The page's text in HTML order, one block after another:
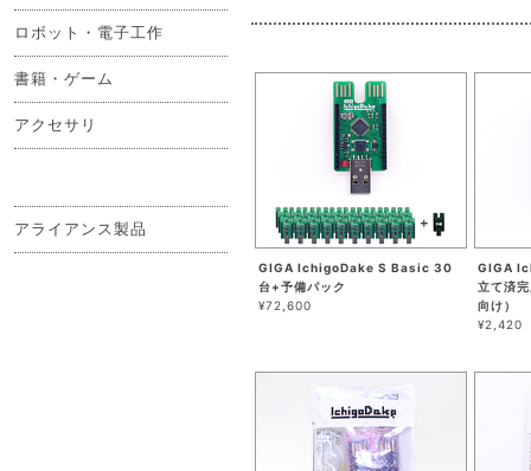
ロボット・電子工作
書籍・ゲーム
アクセサリ
アライアンス製品
GIGA IchigoDake S Basic 30
台+予備パック
¥72,600
GIGA
立て済
向け）
¥2,420